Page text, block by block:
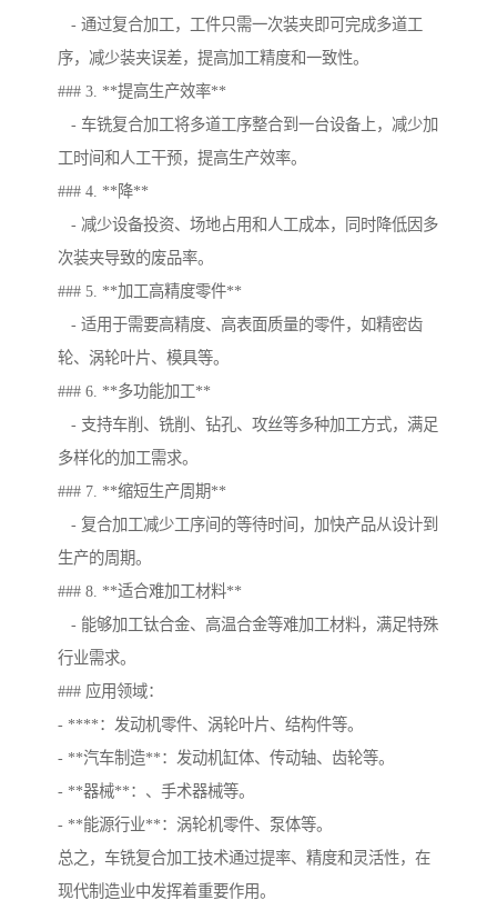
- 通过复合加工，工件只需一次装夹即可完成多道工
序，减少装夹误差，提高加工精度和一致性。
### 3. **提高生产效率**
- 车铣复合加工将多道工序整合到一台设备上，减少加
工时间和人工干预，提高生产效率。
### 4. **降**
- 减少设备投资、场地占用和人工成本，同时降低因多
次装夹导致的废品率。
### 5. **加工高精度零件**
- 适用于需要高精度、高表面质量的零件，如精密齿
轮、涡轮叶片、模具等。
### 6. **多功能加工**
- 支持车削、铣削、钻孔、攻丝等多种加工方式，满足
多样化的加工需求。
### 7. **缩短生产周期**
- 复合加工减少工序间的等待时间，加快产品从设计到
生产的周期。
### 8. **适合难加工材料**
- 能够加工钛合金、高温合金等难加工材料，满足特殊
行业需求。
### 应用领域：
- ****：发动机零件、涡轮叶片、结构件等。
- **汽车制造**：发动机缸体、传动轴、齿轮等。
- **器械**：、手术器械等。
- **能源行业**：涡轮机零件、泵体等。
总之，车铣复合加工技术通过提率、精度和灵活性，在
现代制造业中发挥着重要作用。